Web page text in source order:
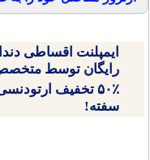
ایمپلنت اقساطی
رایگان توسط
۵۰٪ تخفیف
سفته!